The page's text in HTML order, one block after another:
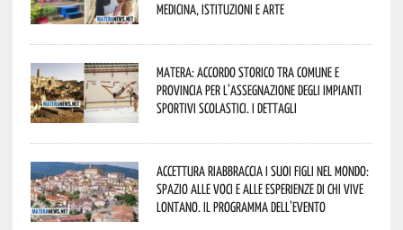
medicina, istituzioni e arte
Matera: accordo storico tra Comune e
Provincia per l’assegnazione degli impianti
sportivi scolastici. I dettagli
Accettura riabbraccia i suoi figli nel mondo:
spazio alle voci e alle esperienze di chi vive
lontano. Il programma dell’evento